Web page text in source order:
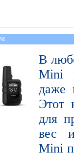
В
Mini
даже
Этот
для
вес
Mini